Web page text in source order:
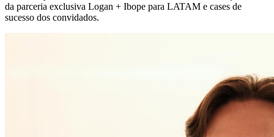
da parceria exclusiva Logan + Ibope para LATAM e cases de
sucesso dos convidados.